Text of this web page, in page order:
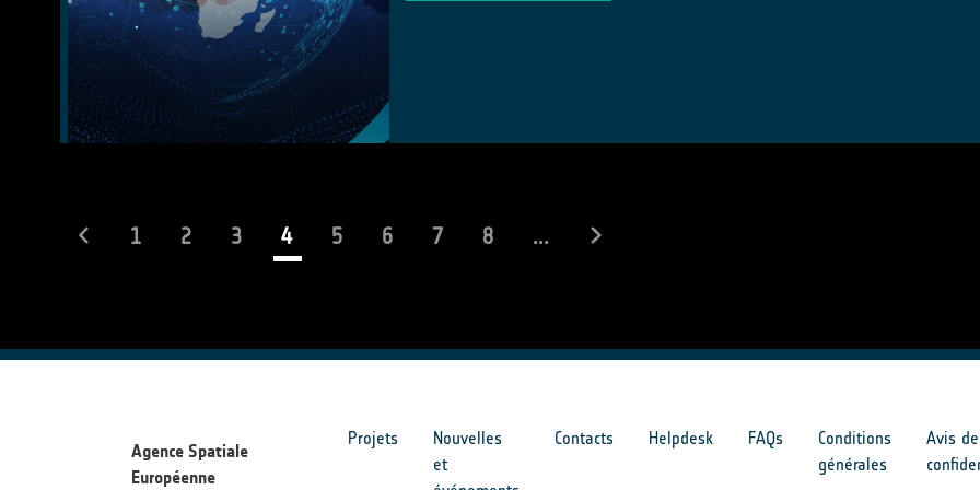
1 2 3 4(current)
5 6 7 8 ...
Agence Spatiale
Européenne
Projets
Nouvelles
et
Contacts Helpdesk FAQs
Conditions
générales
Avis de